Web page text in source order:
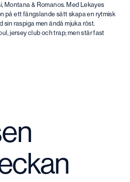
Montana & Romanos. Med Lekayes
på ett fängslande sätt skapa en rytmisk
sin raspiga men ändå mjuka röst.
jersey club och trap; men står fast